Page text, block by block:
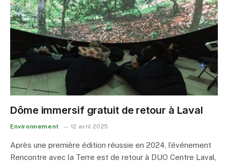
Dôme immersif gratuit de retour à Laval
Environnement 12 avril 2025
Après une première édition réussie en 2024, l’événement
Rencontre avec la Terre est de retour à DUO Centre Laval,